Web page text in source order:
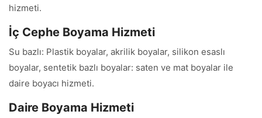
hizmeti.
İç Cephe Boyama Hizmeti
Su bazlı: Plastik boyalar, akrilik boyalar, silikon esaslı
boyalar, sentetik bazlı boyalar: saten ve mat boyalar ile
daire boyacı hizmeti.
Daire Boyama Hizmeti